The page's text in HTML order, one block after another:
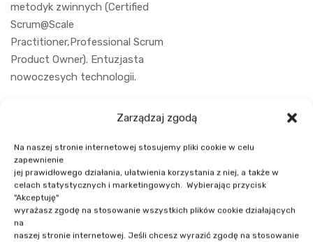
Zarządzaj zgodą
Na naszej stronie internetowej stosujemy pliki cookie w celu
zapewnienie
jej prawidłowego działania, ułatwienia korzystania z niej, a także w
celach statystycznych i marketingowych. Wybierając przycisk
"Akceptuję"
wyrażasz zgodę na stosowanie wszystkich plików cookie działających
na
naszej stronie internetowej. Jeśli chcesz wyrazić zgodę na stosowanie
metodyk zwinnych (Certified
Scrum@Scale
Practitioner,Professional Scrum
Product Owner). Entuzjasta
nowoczesych technologii.
NASI PRELEGENCI